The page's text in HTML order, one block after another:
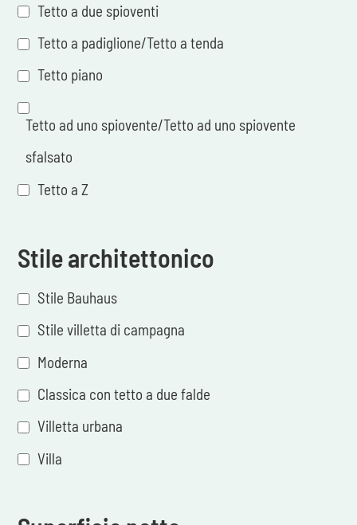
Tetto a due spioventi
Tetto a padiglione/Tetto a tenda
Tetto piano
Tetto ad uno spiovente/Tetto ad uno spiovente
sfalsato
Tetto a Z
Stile architettonico
Stile Bauhaus
Stile villetta di campagna
Moderna
Classica con tetto a due falde
Villetta urbana
Villa